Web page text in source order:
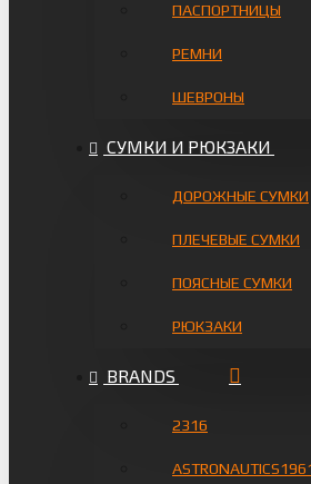
ПАСПОРТНИЦЫ
РЕМНИ
ШЕВРОНЫ
СУМКИ И РЮКЗАКИ
ДОРОЖНЫЕ СУМКИ
ПЛЕЧЕВЫЕ СУМКИ
ПОЯСНЫЕ СУМКИ
РЮКЗАКИ
BRANDS
2316